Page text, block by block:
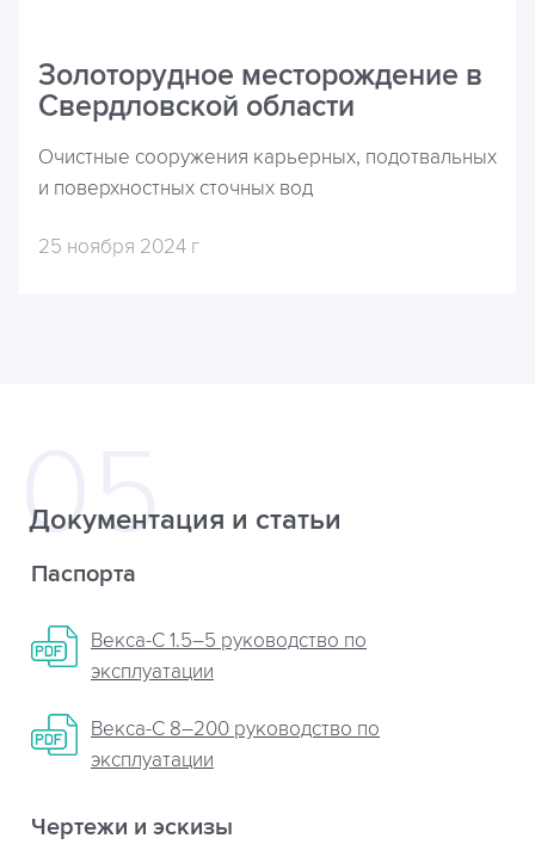
Золоторудное месторождение в
Свердловской области
Очистные сооружения карьерных, подотвальных
и поверхностных сточных вод
25 ноября 2024 г
Документация и статьи
Паспорта
Векса-С 1.5–5 руководство по
эксплуатации
Векса-С 8–200 руководство по
эксплуатации
Чертежи и эскизы